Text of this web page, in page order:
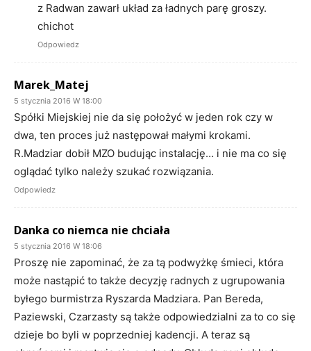
z Radwan zawarł układ za ładnych parę groszy.
chichot
Odpowiedz
Marek_Matej
5 stycznia 2016 W 18:00
Spółki Miejskiej nie da się położyć w jeden rok czy w
dwa, ten proces już następował małymi krokami.
R.Madziar dobił MZO budując instalację… i nie ma co się
oglądać tylko należy szukać rozwiązania.
Odpowiedz
Danka co niemca nie chciała
5 stycznia 2016 W 18:06
Proszę nie zapominać, że za tą podwyżkę śmieci, która
może nastąpić to także decyzję radnych z ugrupowania
byłego burmistrza Ryszarda Madziara. Pan Bereda,
Paziewski, Czarzasty są także odpowiedzialni za to co się
dzieje bo byli w poprzedniej kadencji. A teraz są